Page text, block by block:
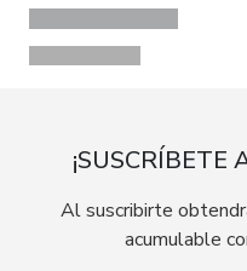
Al suscribirte
acumulable